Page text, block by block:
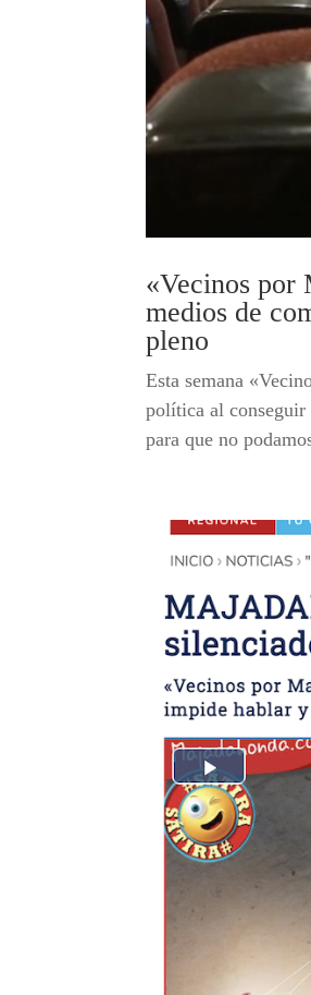
«Vecinos por
medios de
pleno
Esta semana
política al conseguir
para que no